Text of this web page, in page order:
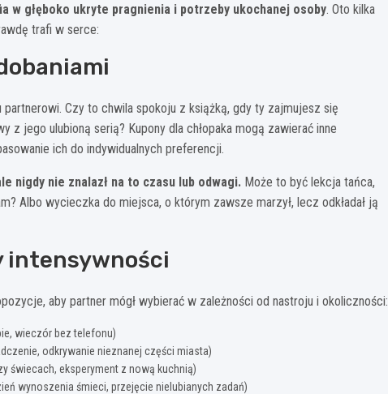
w głęboko ukryte pragnienia i potrzeby ukochanej osoby. Oto kilka
trafi w serce:
Czy to chwila spokoju z książką, gdy ty zajmujesz się
jego ulubioną serią? Kupony dla chłopaka mogą zawierać inne
ich do indywidualnych preferencji.
nigdy nie znalazł na to czasu lub odwagi. Może to być lekcja tańca,
Albo wycieczka do miejsca, o którym zawsze marzył, lecz odkładał ją
intensywności
aby partner mógł wybierać w zależności od nastroju i okoliczności:
wieczór bez telefonu)
odkrywanie nieznanej części miasta)
świecach, eksperyment z nową kuchnią)
wynoszenia śmieci, przejęcie nielubianych zadań)